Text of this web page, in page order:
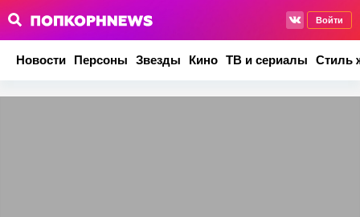
Войти
Новости Персоны Звезды Кино ТВ и сериалы Стиль